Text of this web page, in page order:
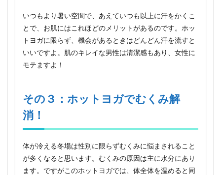
スト
レス
解
消！
5.1
試す価
い男性
効果
いつもより暑い空間で、あえていつも以上に汗をかくこ
とで、お肌にはこれほどのメリットがあるのです。ホッ
トヨガに限らず、機会があるときはどんどん汗を流すと
いいですよ。肌のキレイな男性は清潔感もあり、女性に
モテますよ！
その３：ホットヨガでむくみ解
消！
体が冷える冬場は性別に限らずむくみに悩まされること
が多くなると思います。むくみの原因は主に水分にあり
ます。ですがこのホットヨガでは、体全体を温めると同